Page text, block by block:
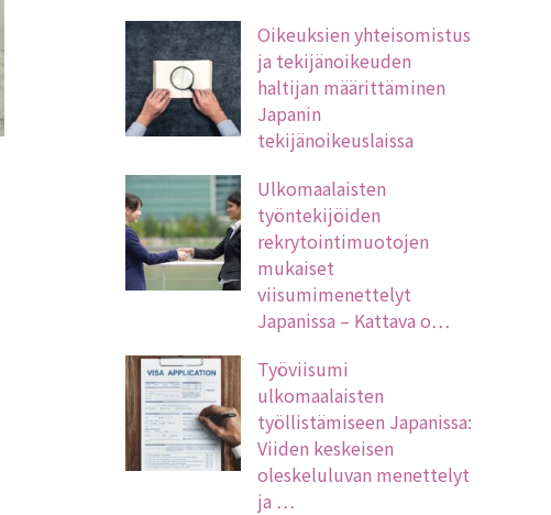
Oikeuksien yhteisomistus
ja tekijänoikeuden
haltijan määrittäminen
Japanin
tekijänoikeuslaissa
Ulkomaalaisten
työntekijöiden
rekrytointimuotojen
mukaiset
viisumimenettelyt
Japanissa – Kattava o…
Työviisumi
ulkomaalaisten
työllistämiseen Japanissa:
Viiden keskeisen
oleskeluluvan menettelyt
ja …